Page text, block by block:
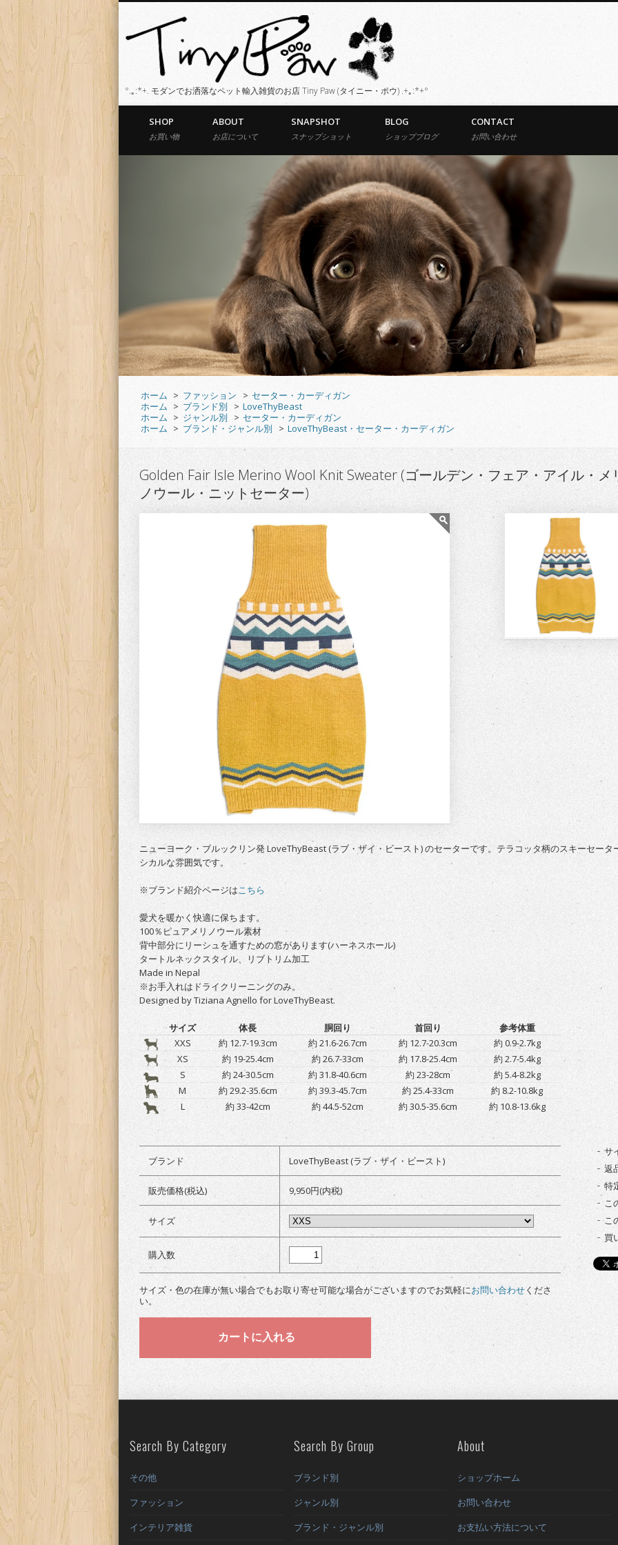
°.｡:*+. モダンでお洒落なペット輸入雑貨のお店 Tiny Paw (タイニー・ポウ) .+｡:*+°
SHOP
お買い物
ABOUT
お店について
SNAPSHOT
スナップショット
BLOG
ショップブログ
CONTACT
お問い合わせ
ホーム > ファッション > セーター・カーディガン
ホーム > ブランド別 > LoveThyBeast
ホーム > ジャンル別 > セーター・カーディガン
ホーム > ブランド・ジャンル別 > LoveThyBeast・セーター・カーディガン
Golden Fair Isle Merino Wool Knit Sweater (ゴールデン・フェア・アイル・メ
ノウール・ニットセーター)
ニューヨーク・ブルックリン発 LoveThyBeast (ラブ・ザイ・ビースト) のセーターです。テラコッタ柄のスキーセー
シカルな雰囲気です。
※ブランド紹介ページはこちら
愛犬を暖かく快適に保ちます。
100％ピュアメリノウール素材
背中部分にリーシュを通すための窓があります(ハーネスホール)
タートルネックスタイル、リブトリム加工
Made in Nepal
※お手入れはドライクリーニングのみ。
Designed by Tiziana Agnello for LoveThyBeast.
サイズ 体長 胴回り 首回り
参考体重
XXS
約 12.7-19.3cm 約 21.6-26.7cm 約 12.7-20.3cm
約 0.9-2.7kg
XS
約 19-25.4cm 約 26.7-33cm 約 17.8-25.4cm
約 2.7-5.4kg
S
約 24-30.5cm 約 31.8-40.6cm 約 23-28cm
約 5.4-8.2kg
M
約 29.2-35.6cm 約 39.3-45.7cm 約 25.4-33cm
約 8.2-10.8kg
L
約 33-42cm 約 44.5-52cm 約 30.5-35.6cm 約 10.8-13.6kg
ブランド LoveThyBeast (ラブ・ザイ・ビースト)
販売価格(税込) 9,950円(内税)
サイズ
購入数
サイズ・色の在庫が無い場合でもお取り寄せ可能な場合がございますのでお気軽にお問い合わせくださ
い。
サ
返
特
こ
こ
買
Search By Category
その他
ファッション
インテリア雑貨
Search By Group
ブランド別
ジャンル別
ブランド・ジャンル別
About
ショップホーム
お問い合わせ
お支払い方法について